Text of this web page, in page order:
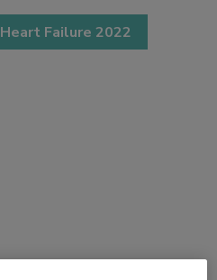
Heart Failure 2022